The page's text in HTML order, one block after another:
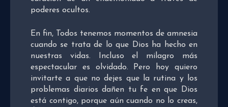
poderes ocultos.
En fin, Todos tenemos momentos de amnesia
cuando se trata de lo que Dios ha hecho en
nuestras vidas. Incluso el milagro más
espectacular es olvidado. Pero hoy quiero
invitarte a que no dejes que la rutina y los
problemas diarios dañen tu fe en que Dios
está contigo, porque aún cuando no lo creas,